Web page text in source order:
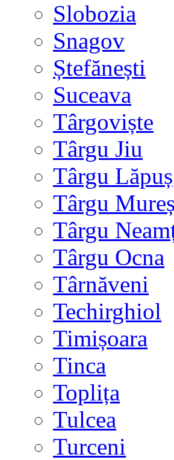
Slobozia
Snagov
Ștefănești
Suceava
Târgoviște
Târgu Jiu
Târgu Lăpuș
Târgu Mureș
Târgu
Târgu Ocna
Târnăveni
Techirghiol
Timișoara
Tinca
Toplița
Tulcea
Turceni